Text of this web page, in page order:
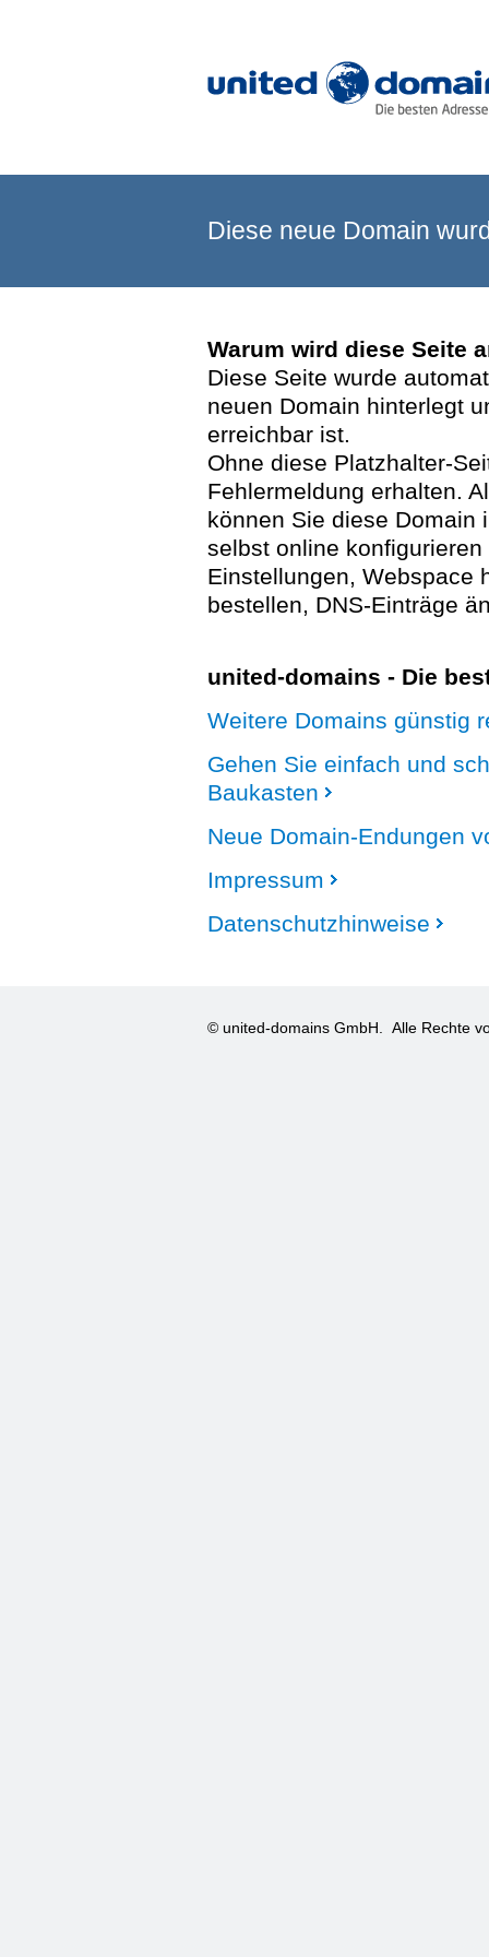
Diese neue Domain
Warum wird diese Seite
Diese Seite wurde
neuen Domain hinterlegt
erreichbar ist.
Ohne diese Platzhalter-
Fehlermeldung erhalten.
können Sie diese Domain
selbst online
Einstellungen, Webspace
bestellen, DNS-Einträge
united-domains - Die
Weitere Domains günstig
Gehen Sie einfach und
Baukasten
Neue Domain-Endungen
Impressum
Datenschutzhinweise
© united-domains GmbH. Alle Rechte